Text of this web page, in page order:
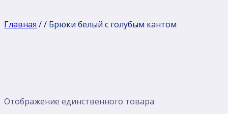
Главная // Брюки белый с голубым кантом
Отображение единственного товара